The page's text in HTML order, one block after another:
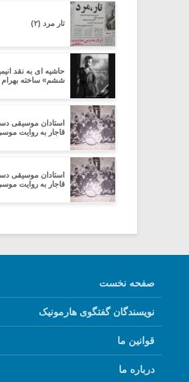
تار مرد (۲)
حاشیه ای به نقد
ششم» ساخته
استادان موسیقی
قاجار به روایت
استادان موسیقی
قاجار به روایت
صفحه نخست
نویسندگان گفتگوی هارمونیک
قوانین ما
درباره ما